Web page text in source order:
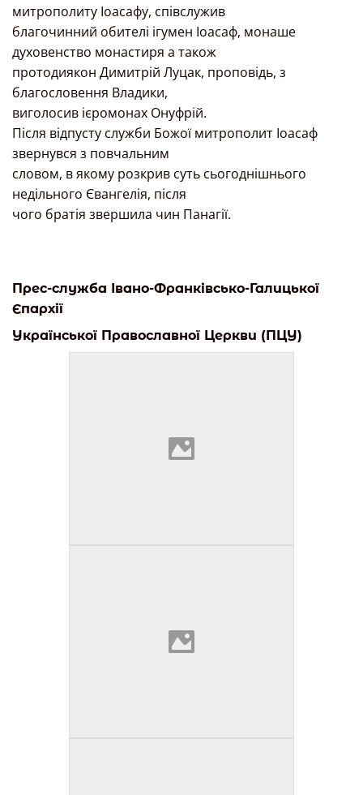
митрополиту Іоасафу, співслужив
благочинний обителі ігумен Іоасаф, монаше
духовенство монастиря а також
протодиякон Димитрій Луцак, проповідь, з
благословення Владики,
виголосив ієромонах Онуфрій.
Після відпусту служби Божої митрополит Іоасаф
звернувся з повчальним
словом, в якому розкрив суть сьогоднішнього
недільного Євангелія, після
чого братія звершила чин Панагії.
Прес-служба Івано-Франківсько-Галицької
Єпархії
Української Православної Церкви (ПЦУ)